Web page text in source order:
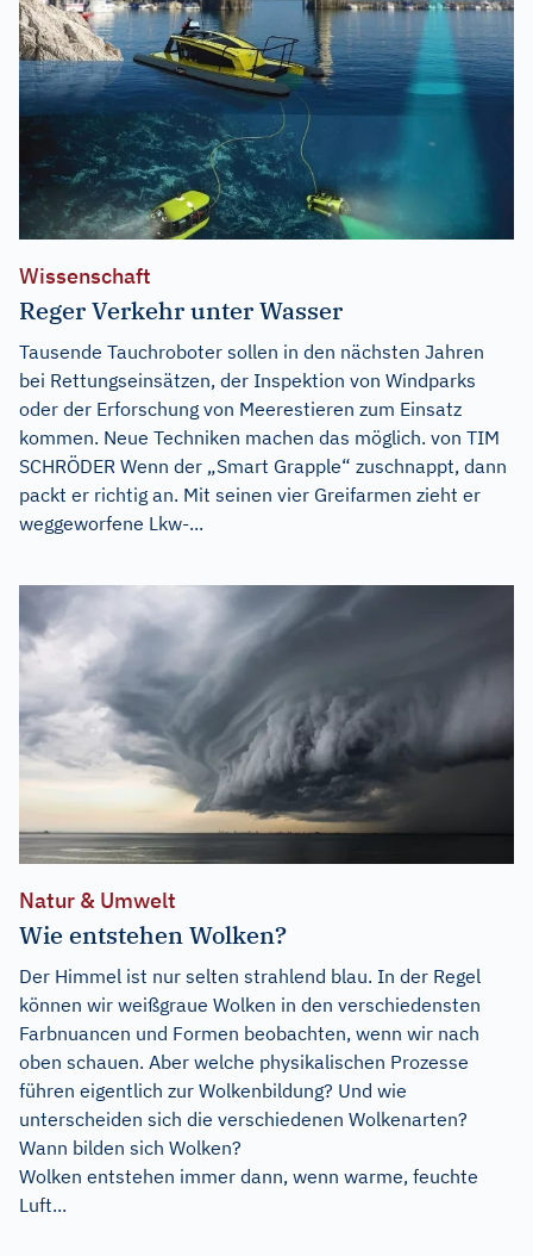
Wissenschaft
Reger Verkehr unter Wasser
Tausende Tauchroboter sollen in den nächsten Jahren
bei Rettungseinsätzen, der Inspektion von Windparks
oder der Erforschung von Meerestieren zum Einsatz
kommen. Neue Techniken machen das möglich. von TIM
SCHRÖDER Wenn der „Smart Grapple“ zuschnappt, dann
packt er richtig an. Mit seinen vier Greifarmen zieht er
weggeworfene Lkw-...
Natur & Umwelt
Wie entstehen Wolken?
Der Himmel ist nur selten strahlend blau. In der Regel
können wir weißgraue Wolken in den verschiedensten
Farbnuancen und Formen beobachten, wenn wir nach
oben schauen. Aber welche physikalischen Prozesse
führen eigentlich zur Wolkenbildung? Und wie
unterscheiden sich die verschiedenen Wolkenarten?
Wann bilden sich Wolken?
Wolken entstehen immer dann, wenn warme, feuchte
Luft...